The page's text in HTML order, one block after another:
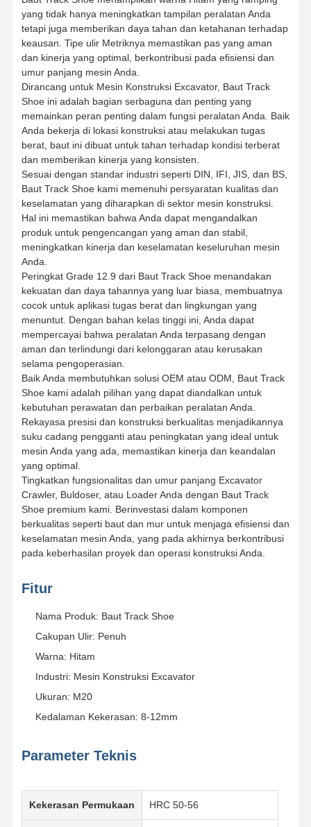
Beranda Produk Video
VR
Berita Kasus Blog
Minta
JALUR BAUT
Bolt Plow
Segmen Bolt
Bolt roller jalur
Bucket Pin Bolt
Bucket Tooth Bolt
Baut dan Mur
Lacak Baut Sepatu
yang tidak hanya meningkatkan tampilan peralatan Anda
tetapi juga memberikan daya tahan dan ketahanan terhadap
keausan. Tipe ulir Metriknya memastikan pas yang aman
dan kinerja yang optimal, berkontribusi pada efisiensi dan
umur panjang mesin Anda.
Dirancang untuk Mesin Konstruksi Excavator, Baut Track
Shoe ini adalah bagian serbaguna dan penting yang
memainkan peran penting dalam fungsi peralatan Anda. Baik
Anda bekerja di lokasi konstruksi atau melakukan tugas
berat, baut ini dibuat untuk tahan terhadap kondisi terberat
dan memberikan kinerja yang konsisten.
Sesuai dengan standar industri seperti DIN, IFI, JIS, dan BS,
Baut Track Shoe kami memenuhi persyaratan kualitas dan
keselamatan yang diharapkan di sektor mesin konstruksi.
Hal ini memastikan bahwa Anda dapat mengandalkan
produk untuk pengencangan yang aman dan stabil,
meningkatkan kinerja dan keselamatan keseluruhan mesin
Anda.
Peringkat Grade 12.9 dari Baut Track Shoe menandakan
kekuatan dan daya tahannya yang luar biasa, membuatnya
cocok untuk aplikasi tugas berat dan lingkungan yang
menuntut. Dengan bahan kelas tinggi ini, Anda dapat
mempercayai bahwa peralatan Anda terpasang dengan
aman dan terlindungi dari kelonggaran atau kerusakan
selama pengoperasian.
Baik Anda membutuhkan solusi OEM atau ODM, Baut Track
Shoe kami adalah pilihan yang dapat diandalkan untuk
kebutuhan perawatan dan perbaikan peralatan Anda.
Rekayasa presisi dan konstruksi berkualitas menjadikannya
suku cadang pengganti atau peningkatan yang ideal untuk
mesin Anda yang ada, memastikan kinerja dan keandalan
yang optimal.
Tingkatkan fungsionalitas dan umur panjang Excavator
Crawler, Buldoser, atau Loader Anda dengan Baut Track
Shoe premium kami. Berinvestasi dalam komponen
berkualitas seperti baut dan mur untuk menjaga efisiensi dan
keselamatan mesin Anda, yang pada akhirnya berkontribusi
pada keberhasilan proyek dan operasi konstruksi Anda.
Fitur
Nama Produk: Baut Track Shoe
Cakupan Ulir: Penuh
Warna: Hitam
Industri: Mesin Konstruksi Excavator
Ukuran: M20
Kedalaman Kekerasan: 8-12mm
Parameter Teknis
Kekerasan Permukaan HRC 50-56